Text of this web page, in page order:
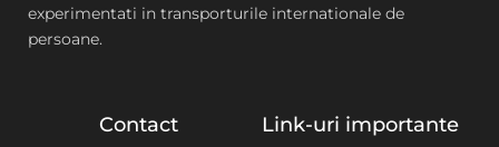
experimentati in transporturile internationale de
persoane.
Contact Link-uri importante